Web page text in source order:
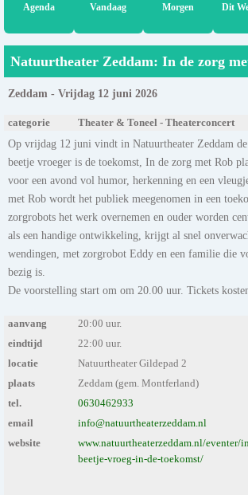
Agenda Vandaag Morgen Dit
Natuurtheater Zeddam: In de zorg
Zeddam - Vrijdag 12 juni 2026
categorie Theater & Toneel - Theaterconcert
Op vrijdag 12 juni vindt in Natuurtheater Zeddam
beetje vroeger is de toekomst, In de zorg met Rob
voor een avond vol humor, herkenning en een
met Rob wordt het publiek meegenomen in een
zorgrobots het werk overnemen en ouder worden
als een handige ontwikkeling, krijgt al snel
wendingen, met zorgrobot Eddy en een familie die
bezig is.
De voorstelling start om om 20.00 uur. Tickets
aanvang
20:00 uur.
eindtijd
22:00 uur.
locatie
Natuurtheater Gildepad 2
plaats
Zeddam (gem. Montferland)
tel.
0630462933
email
info@natuurtheaterzeddam.nl
website
www.natuurtheaterzeddam.nl/eventer/
beetje-vroeg-in-de-toekomst/